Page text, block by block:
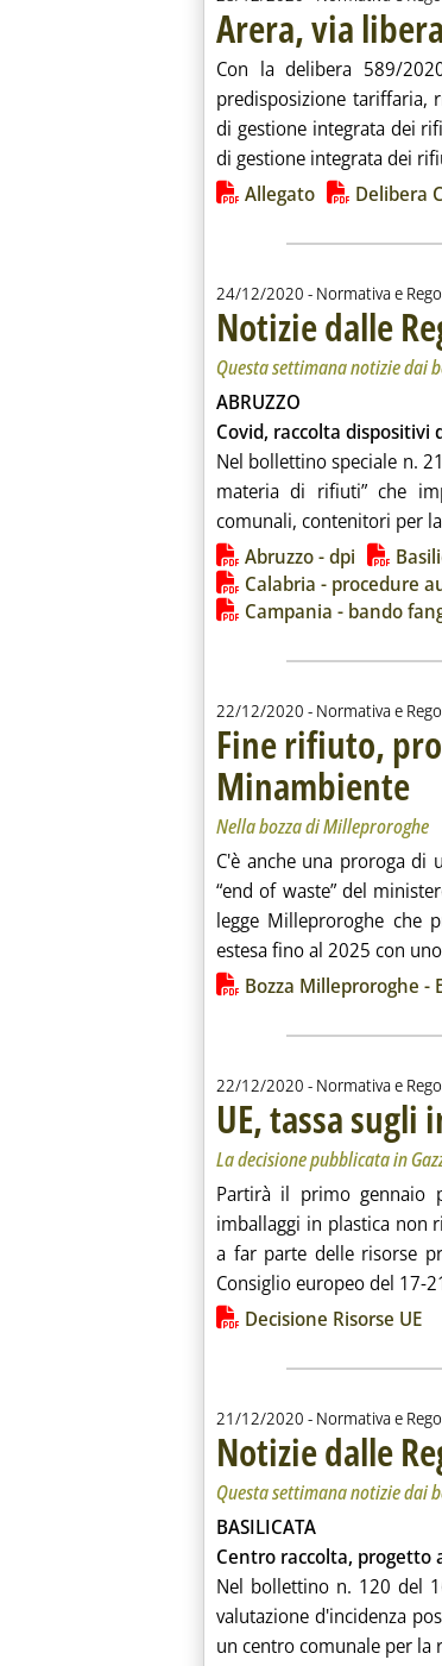
Arera, via
Con la delibera 589/
predisposizione tariffaria,
di gestione integrata dei
di gestione integrata dei
Lista allegati PDF
Allegato Delibera
24/12/2020 - Normativa e
Notizie dalle
Questa settimana notizie dai
ABRUZZO
Covid, raccolta dispositivi
Nel bollettino speciale n.
materia di rifiuti” che
comunali, contenitori per
Lista allegati PDF
Abruzzo - dpi
Calabria - procedure
Campania - bando
22/12/2020 - Normativa e
Fine rifiuto,
Minambiente ..
Nella bozza di Milleproroghe
C'è anche una proroga di
“end of waste” del
legge Milleproroghe che
estesa fino al 2025 con
Lista allegati PDF
Bozza Milleproroghe -
22/12/2020 - Normativa e
UE, tassa
La decisione pubblicata in
Partirà il primo gennaio
imballaggi in plastica non
a far parte delle risorse
Consiglio europeo del 17-
Lista allegati PDF
Decisione Risorse UE
21/12/2020 - Normativa e
Notizie dalle
Questa settimana notizie dai
BASILICATA
Centro raccolta, progetto
Nel bollettino n. 120 del
valutazione d'incidenza
un centro comunale per la